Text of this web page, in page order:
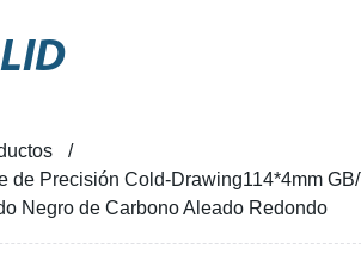
de Precisión Cold-Drawing114*4mm
Negro de Carbono Aleado Redondo